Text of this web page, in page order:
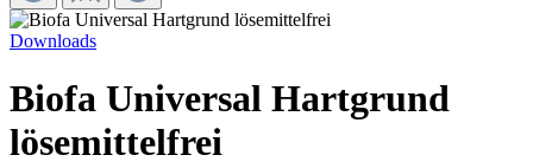
Downloads
Biofa Universal Hartgrund
lösemittelfrei